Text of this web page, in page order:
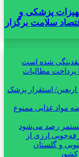
پزشکی و
سلامت برگزار